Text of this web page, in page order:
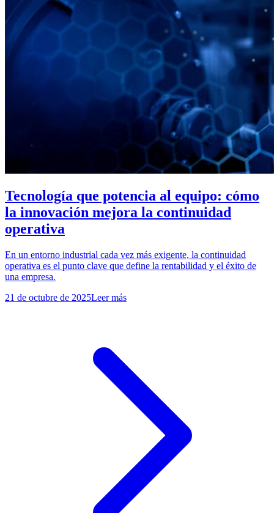
Tecnología que potencia al equipo: cómo
la innovación mejora la continuidad
operativa
En un entorno industrial cada vez más exigente, la continuidad
operativa es el punto clave que define la rentabilidad y el éxito de
una empresa.
21 de octubre de 2025Leer más